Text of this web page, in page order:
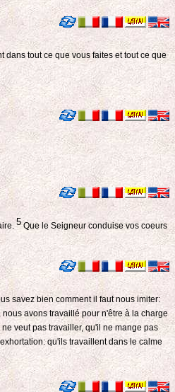
dans tout ce que vous faites et tout ce que
5Que le Seigneur conduise vos coeurs
savez bien comment il faut nous imiter:
avons travaillé pour n'être à la charge
veut pas travailler, qu'il ne mange pas
qu'ils travaillent dans le calme